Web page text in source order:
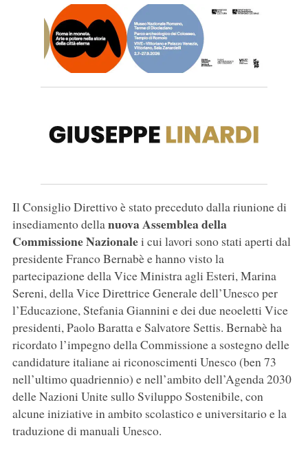
Il Consiglio Direttivo è stato preceduto dalla riunione di
insediamento dellanuova Assemblea della
Commissione Nazionalei cui lavori sono stati aperti dal
presidente Franco Bernabè e hanno visto la
partecipazione della Vice Ministra agli Esteri, Marina
Sereni, della Vice Direttrice Generale dell’Unesco per
l’Educazione, Stefania Giannini e dei due neoeletti Vice
presidenti, Paolo Baratta e Salvatore Settis. Bernabè ha
ricordato l’impegno della Commissione a sostegno delle
candidature italiane ai riconoscimenti Unesco (ben 73
nell’ultimo quadriennio) e nell’ambito dell’Agenda 2030
delle Nazioni Unite sullo Sviluppo Sostenibile, con
alcune iniziative in ambito scolastico e universitario e la
traduzione di manuali Unesco.